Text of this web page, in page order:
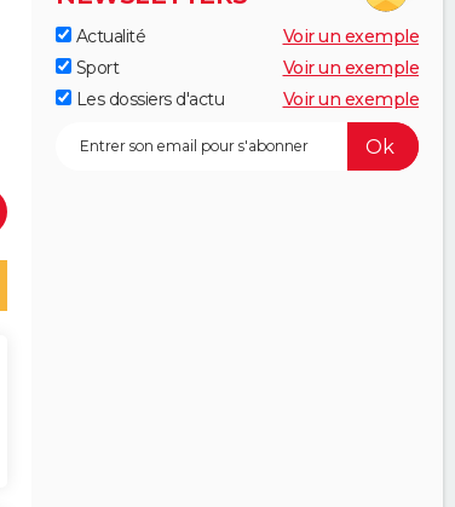
Actualité
Voir un exemple
Sport
Voir un exemple
Les dossiers d'actu
Voir un exemple